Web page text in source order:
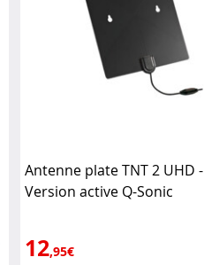
Antenne plate TNT 2 UHD -
Version active Q-Sonic
12,95€